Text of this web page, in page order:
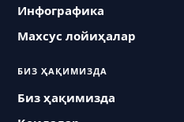
Инфографика
Махсус лойиҳалар
БИЗ ҲАҚИМИЗДА
Биз ҳақимизда